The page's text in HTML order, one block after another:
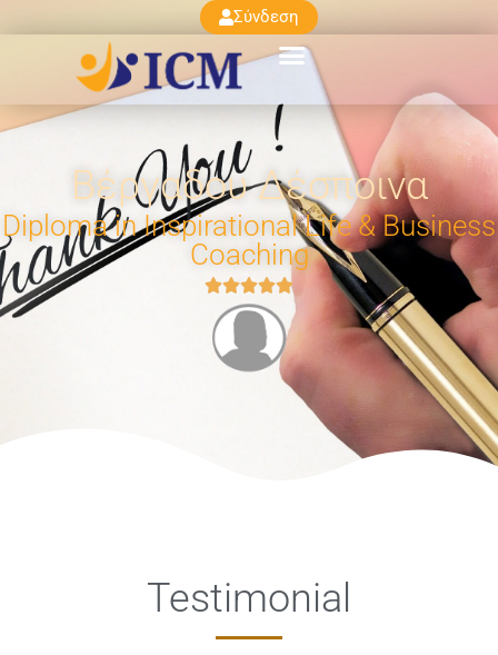
Σύνδεση
Βέργαδου Δέσποινα
Diploma in Inspirational Life & Business
Coaching

Testimonial